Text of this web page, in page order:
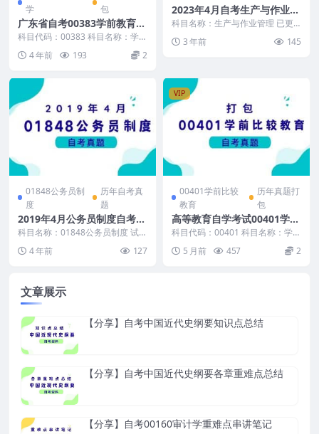
学
包
广东省自考00383学前教育学
写作历年真题及答案
科目代码：00383 科目名称：学前
教育学 自考真题及答案包含： 广
东省2022...
4 年前 193 2
2023年4月自考生产与作业管
理真题及答案
科目名称：生产与作业管理 已更
查看 自考真题示...
3 年前 145
01848公务员制
度
历年自考真
题
2019年4月公务员制度自考真
题及答案
科目名称：01848公务员制度 试卷
试公务员制...
4 年前 127
VIP
00401学前比较
教育
历年真题打
包
高等教育自学考试00401学前
比较教育历年真题及答案
科目代码：00401 科目名称：学前
比较教育 真题及答案包含： 2025
年10月...
5 月前 457 2
文章展示
【分享】自考中国近代史纲要知识点总结
【分享】自考中国近代史纲要各章重难点总结
【分享】自考00160审计学重难点串讲笔记